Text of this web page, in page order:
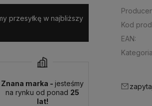
przesyłkę w najbliższy
Znana marka -jesteśmy
na rynku od ponad 25
lat!
Kod
EAN: